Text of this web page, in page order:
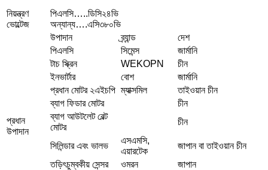
নিয়ন্ত্রণ
ভোল্টেজ
পিএলসি…..ডিসি২৪ভি
অন্যান্য….এসি৩৮০ভি
প্রধান
উপাদান
উপাদান ব্র্যান্ড
দেশ
পিএলসি
সিমেন্স
জার্মানি
টাচ স্ক্রিন
WEKOPN
চীন
ইনভার্টার
বোশ
জার্মানি
প্রধান মোটর ২এইচপি ম্যাক্সমিল
তাইওয়ান চীন
ব্যাগ ফিডার মোটর
চীন
ব্যাগ আউটলেট বেল্ট
মোটর
চীন
সিলিন্ডার এবং ভালভ
এসএমসি,
এয়ারটেক
জাপান বা তাইওয়ান চীন
তড়িৎচুম্বকীয় সেন্সর
ওমরন
জাপান